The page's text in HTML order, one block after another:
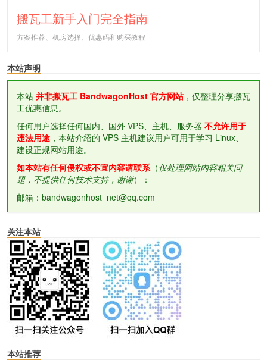
搬瓦工新手入门完全指南
方案推荐、机房选择、优惠码和购买教程
本站声明
本站 并非搬瓦工 BandwagonHost 官方网站，仅整理分享搬瓦
工优惠信息。
任何用户选择任何国内、国外 VPS、主机、服务器 不允许用于
违法用途 ，本站介绍的 VPS 主机建议用户可用于学习 Linux、
建设正规网站用途。
如本站有任何侵权或不宜内容请联系（仅处理网站内容相关问
题，不提供任何技术支持，谢谢）：
邮箱：bandwagonhost_net@qq.com
关注本站
本站推荐